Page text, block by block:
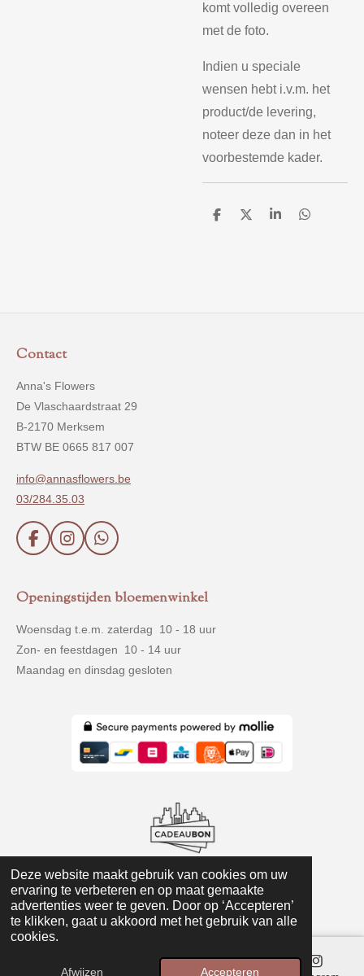
Deze website maakt gebruik van cookies om uw
ervaring te verbeteren en op maat gemaakte
advertenties weer te geven. Door op ‘Accepteren’
te klikken, gaat u akkoord met het gebruik van alle
cookies.
Afwijzen Accepteren
komt volledig overeen
met de foto.
Indien u speciale
wensen hebt i.v.m. het
product/de levering,
noteer deze dan in het
voorbestemde kader.
D
D
S
D
Contact
Anna's Flowers
De Vlaschaardstraat 29
B-2170 Merksem
BTW BE 0665 817 007
info@annasflowers.be
03/284.35.03
F
a
b
o
k
I
n
a
r
a
m
W
h
s
p
p
Openingstijden bloemenwinkel
Woensdag t.e.m. zaterdag 10 - 18 uur
Zon- en feestdagen 10 - 14 uur
Maandag en dinsdag gesloten
© 2016-2025 Anna's Flowers